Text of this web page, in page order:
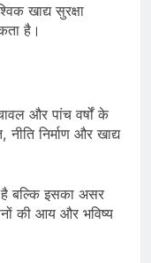
खाद्य सुरक्षा
है।
और पांच वर्षों के
निर्माण और खाद्य
बल्कि इसका असर
की आय और भविष्य